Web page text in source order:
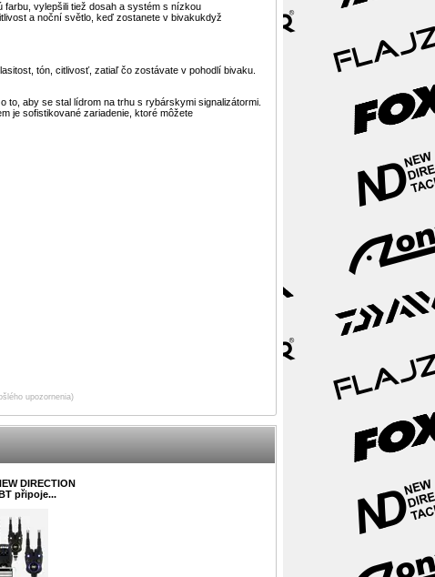
farbu, vylepšili tiež dosah a systém s nízkou
a noční světlo, keď zostanete v bivakukdyž
tón, citlivosť, zatiaľ čo zostávate v pohodlí bivaku.
to, aby se stal lídrom na trhu s rybárskymi signalizátormi.
je sofistikované zariadenie, ktoré môžete
upozornenia)
DIRECTION
připoje...